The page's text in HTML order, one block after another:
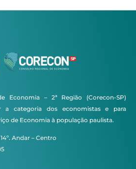
Economia – 2ª Região (Corecon-SP)
a categoria dos economistas e para
de Economia à população paulista.
Andar – Centro